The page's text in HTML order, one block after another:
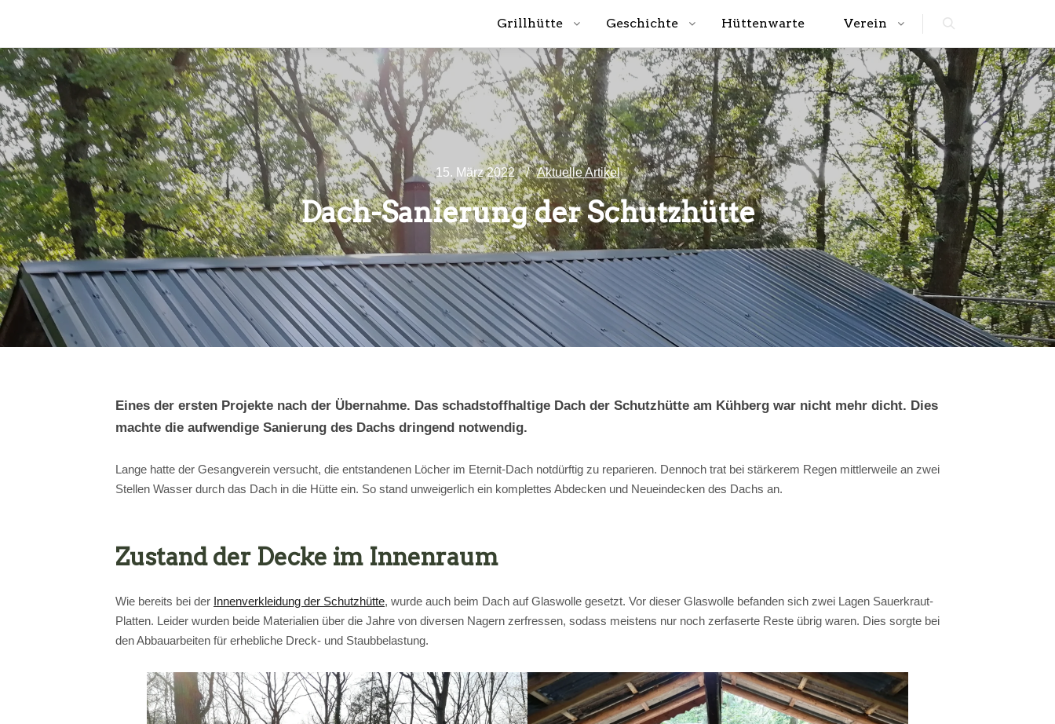
Grillhütte Geschichte Hüttenwarte Verein
15. März 2022 Aktuelle Artikel
Dach-Sanierung der Schutzhütte
Eines der ersten Projekte nach der Übernahme. Das schadstoffhaltige Dach der Schutzhütte am Kühberg war nicht mehr dicht. Dies
machte die aufwendige Sanierung des Dachs dringend notwendig.
Lange hatte der Gesangverein versucht, die entstandenen Löcher im Eternit-Dach notdürftig zu reparieren. Dennoch trat bei stärkerem Regen mittlerweile an zwei
Stellen Wasser durch das Dach in die Hütte ein. So stand unweigerlich ein komplettes Abdecken und Neueindecken des Dachs an.
Zustand der Decke im Innenraum
Wie bereits bei der Innenverkleidung der Schutzhütte, wurde auch beim Dach auf Glaswolle gesetzt. Vor dieser Glaswolle befanden sich zwei Lagen Sauerkraut-
Platten. Leider wurden beide Materialien über die Jahre von diversen Nagern zerfressen, sodass meistens nur noch zerfaserte Reste übrig waren. Dies sorgte bei
den Abbauarbeiten für erhebliche Dreck- und Staubbelastung.